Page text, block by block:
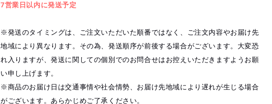
7営業日以内に発送予定
※発送のタイミングは、ご注文いただいた順番ではなく、ご注文内容やお届け先
地域により異なります。その為、発送順序が前後する場合がございます。大変恐
れ入りますが、発送に関しての個別でのお問合せはお控えいただきますようお願
い申し上げます。
※商品のお届け日は交通事情や社会情勢、お届け先地域により遅れが生じる場合
がございます。あらかじめご了承ください。